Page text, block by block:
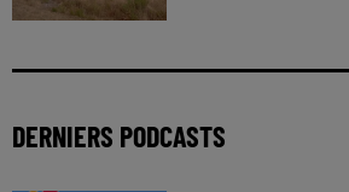
DERNIERS PODCASTS